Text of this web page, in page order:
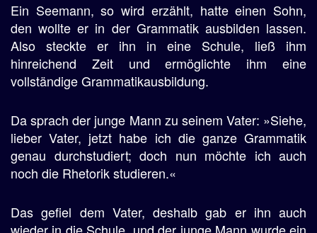
Ein Seemann, so wird erzählt, hatte einen Sohn,
den wollte er in der Grammatik ausbilden lassen.
Also steckte er ihn in eine Schule, ließ ihm
hinreichend Zeit und ermöglichte ihm eine
vollständige Grammatikausbildung.
Da sprach der junge Mann zu seinem Vater: »Siehe,
lieber Vater, jetzt habe ich die ganze Grammatik
genau durchstudiert; doch nun möchte ich auch
noch die Rhetorik studieren.«
Das gefiel dem Vater, deshalb gab er ihn auch